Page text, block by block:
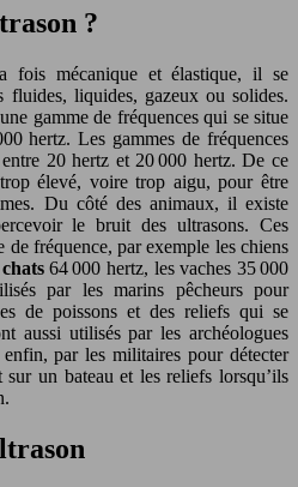
?
fois mécanique et élastique, il se
fluides, liquides, gazeux ou solides.
gamme de fréquences qui se situe
hertz. Les gammes de fréquences
20 hertz et 20 000 hertz. De ce
élevé, voire trop aigu, pour être
Du côté des animaux, il existe
le bruit des ultrasons. Ces
fréquence, par exemple les chiens
chats64 000 hertz, les vaches 35 000
par les marins pêcheurs pour
de poissons et des reliefs qui se
aussi utilisés par les archéologues
par les militaires pour détecter
sur un bateau et les reliefs lorsqu’ils